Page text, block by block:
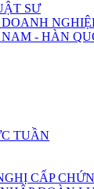
SƯ
- HÀN
TUẦN
CẤP